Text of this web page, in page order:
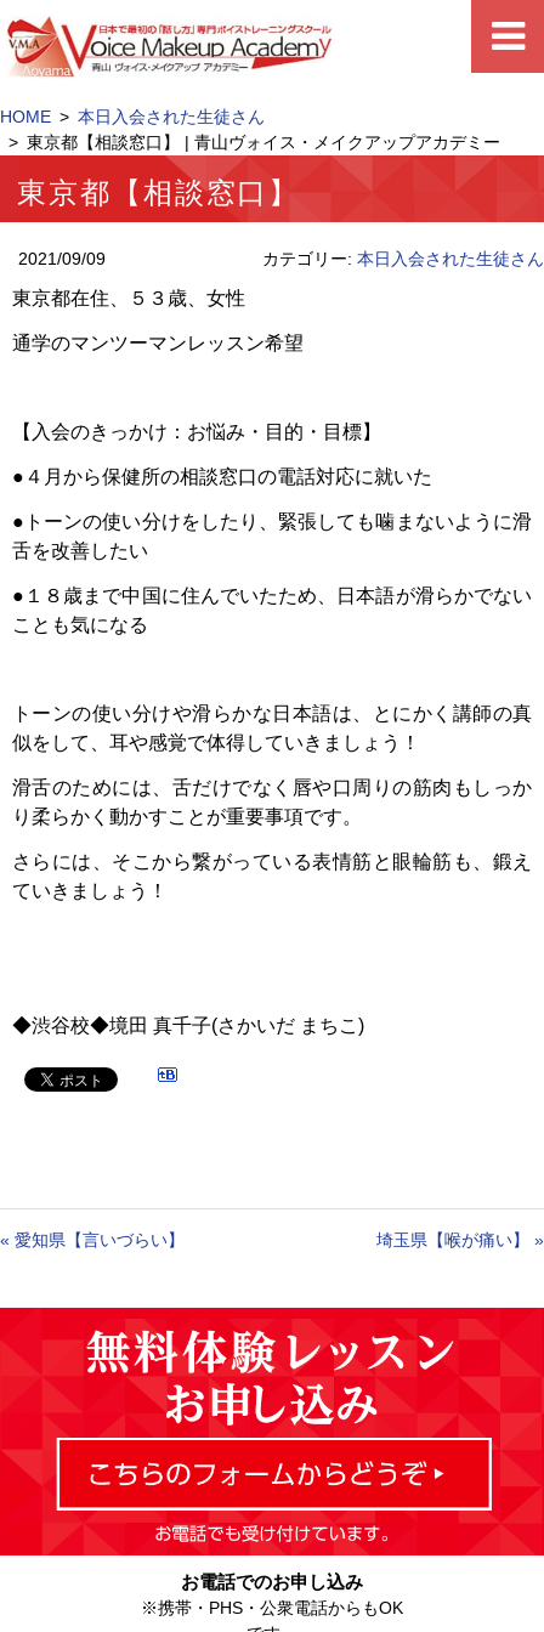
HOME
本日入会された生徒さん
東京都【相談窓口】 | 青山ヴォイス・メイクアップアカデミー
東京都【相談窓口】
2021/09/09 カテゴリー: 本日入会された生徒さん
東京都在住、５３歳、女性
通学のマンツーマンレッスン希望
【入会のきっかけ：お悩み・目的・目標】
●４月から保健所の相談窓口の電話対応に就いた
●トーンの使い分けをしたり、緊張しても噛まないように滑
舌を改善したい
●１８歳まで中国に住んでいたため、日本語が滑らかでない
ことも気になる
トーンの使い分けや滑らかな日本語は、とにかく講師の真
似をして、耳や感覚で体得していきましょう！
滑舌のためには、舌だけでなく唇や口周りの筋肉もしっか
り柔らかく動かすことが重要事項です。
さらには、そこから繋がっている表情筋と眼輪筋も、鍛え
ていきましょう！
◆渋谷校◆境田 真千子(さかいだ まちこ)
« 愛知県【言いづらい】 埼玉県【喉が痛い】 »
お電話でのお申し込み
※携帯・PHS・公衆電話からもOK